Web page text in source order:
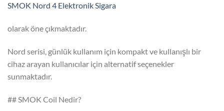
SMOK Nord 4 Elektronik Sigara
olarak öne çıkmaktadır.
Nord serisi, günlük kullanım için kompakt ve kullanışlı bir
cihaz arayan kullanıcılar için alternatif seçenekler
sunmaktadır.
## SMOK Coil Nedir?